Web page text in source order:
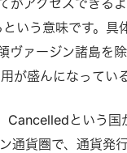
いう意味です。具
ヴァージン諸島を
が盛んになってい
という国
通貨圏で、通貨発